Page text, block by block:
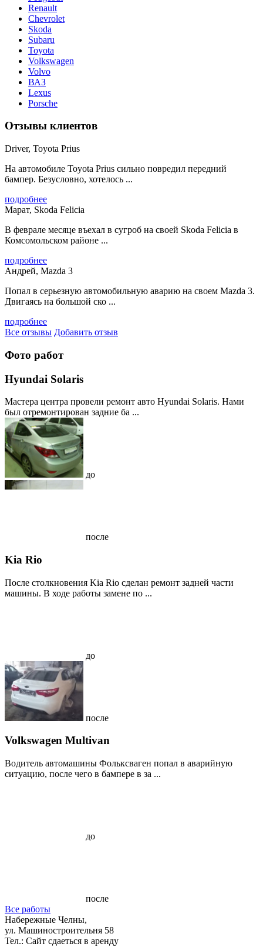
Renault
Chevrolet
Skoda
Subaru
Toyota
Volkswagen
Volvo
ВАЗ
Lexus
Porsche
Отзывы клиентов
Driver, Toyota Prius
На автомобиле Toyota Prius сильно повредил передний
бампер. Безусловно, хотелось ...
подробнее
Марат, Skoda Felicia
В феврале месяце въехал в сугроб на своей Skoda Felicia в
Комсомольском районе ...
подробнее
Андрей, Mazda 3
Попал в серьезную автомобильную аварию на своем Mazda 3.
Двигаясь на большой ско ...
подробнее
Все отзывы Добавить отзыв
Фото работ
Hyundai Solaris
Мастера центра провели ремонт авто Hyundai Solaris. Нами
был отремонтирован задние ба ...
до
после
Kia Rio
После столкновения Kia Rio сделан ремонт задней части
машины. В ходе работы замене по ...
до
после
Volkswagen Multivan
Водитель автомашины Фольксваген попал в аварийную
ситуацию, после чего в бампере в за ...
до
после
Все работы
Набережные Челны,
ул. Машиностроительня 58
Тел.: Сайт сдаеться в аренду